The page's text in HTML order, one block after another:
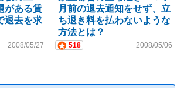
がある賃
退去を求
2008/05/27
月前の退去通知をせず、立
ち退き料を払わないような
方法とは？
518 2008/05/06